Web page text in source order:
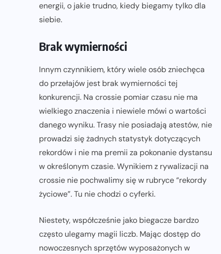
energii, o jakie trudno, kiedy biegamy tylko dla
siebie.
Brak wymierności
Innym czynnikiem, który wiele osób zniechęca
do przełajów jest brak wymierności tej
konkurencji. Na crossie pomiar czasu nie ma
wielkiego znaczenia i niewiele mówi o wartości
danego wyniku. Trasy nie posiadają atestów, nie
prowadzi się żadnych statystyk dotyczących
rekordów i nie ma premii za pokonanie dystansu
w określonym czasie. Wynikiem z rywalizacji na
crossie nie pochwalimy się w rubryce “rekordy
życiowe”. Tu nie chodzi o cyferki.
Niestety, współcześnie jako biegacze bardzo
często ulegamy magii liczb. Mając dostęp do
nowoczesnych sprzętów wyposażonych w